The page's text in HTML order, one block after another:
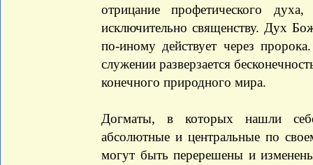
отрицание профетического
исключительно священству. Дух
по-иному действует через
служении разверзается
конечного природного мира.
Догматы, в которых нашли себе
абсолютные и центральные по
могут быть перерешены и